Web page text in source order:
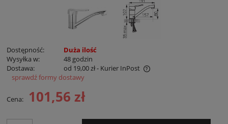
Dostępność:
Duża ilość
Wysyłka w:
48 godzin
Dostawa:
od 19,00 zł- Kurier InPost
Cena nie zawiera ewentualnych kosztów płatności
sprawdź formy dostawy
Cena: 101,56 zł